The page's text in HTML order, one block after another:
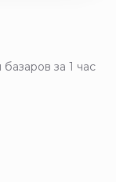
за 1 час